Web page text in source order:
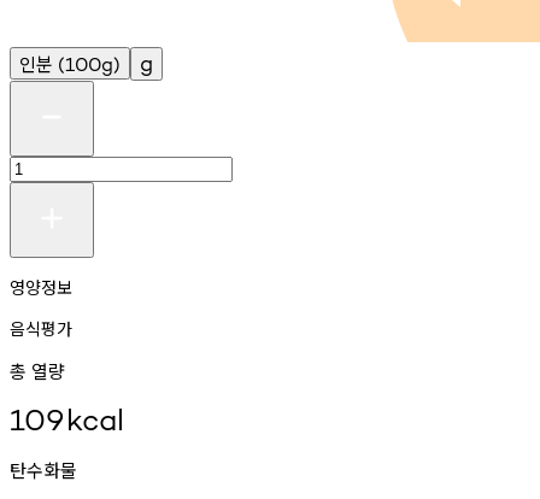
인분 (100g) g
영양정보
음식평가
총 열량
109kcal
탄수화물